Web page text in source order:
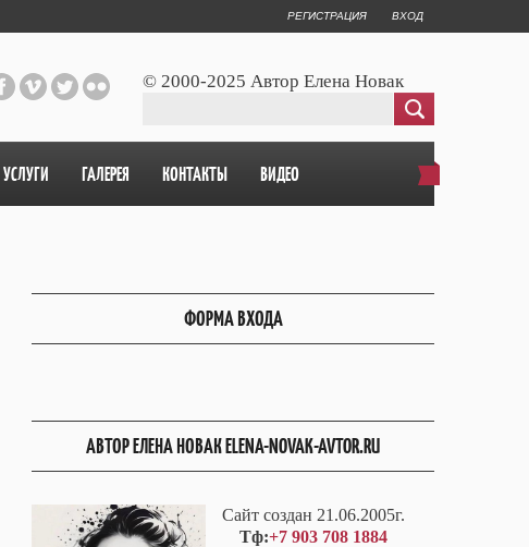
РЕГИСТРАЦИЯ ВХОД
© 2000-2025 Автор Елена Новак
УСЛУГИ ГАЛЕРЕЯ КОНТАКТЫ ВИДЕО
ФОРМА ВХОДА
АВТОР ЕЛЕНА НОВАК ELENA-NOVAK-AVTOR.RU
Сайт создан 21.06.2005г.
Тф:+7 903 708 1884